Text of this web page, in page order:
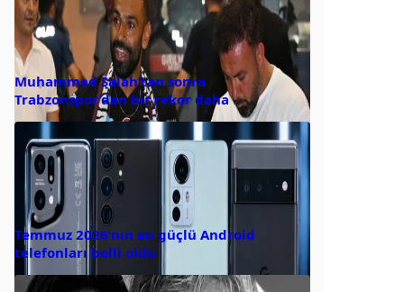
Muhammed Salah’tan sonra
Trabzonspor’dan bir rekor daha
Temmuz 2026’nın en güçlü Android
telefonları belli oldu